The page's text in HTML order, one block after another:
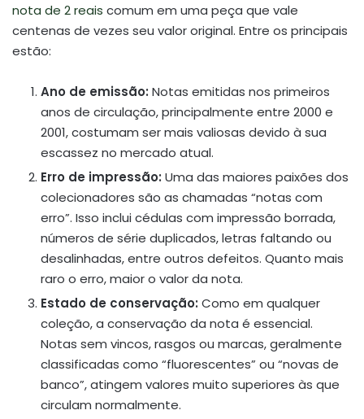
nota de 2 reais comum em uma peça que vale
centenas de vezes seu valor original. Entre os principais
estão:
Ano de emissão: Notas emitidas nos primeiros
anos de circulação, principalmente entre 2000 e
2001, costumam ser mais valiosas devido à sua
escassez no mercado atual.
Erro de impressão: Uma das maiores paixões dos
colecionadores são as chamadas “notas com
erro”. Isso inclui cédulas com impressão borrada,
números de série duplicados, letras faltando ou
desalinhadas, entre outros defeitos. Quanto mais
raro o erro, maior o valor da nota.
Estado de conservação: Como em qualquer
coleção, a conservação da nota é essencial.
Notas sem vincos, rasgos ou marcas, geralmente
classificadas como “fluorescentes” ou “novas de
banco”, atingem valores muito superiores às que
circulam normalmente.